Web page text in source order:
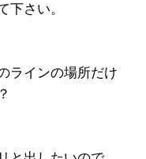
下さい。
ラインの場所だけ